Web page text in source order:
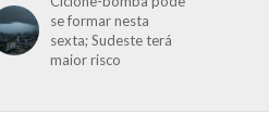
se formar nesta
sexta; Sudeste terá
maior risco